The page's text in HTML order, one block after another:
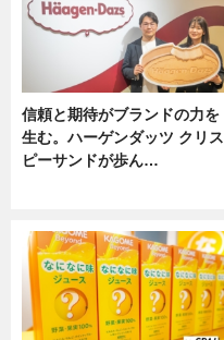
信頼と期待がブランドの力を
生む。ハーゲンダッツ クリス
ピーサンドが歩ん…